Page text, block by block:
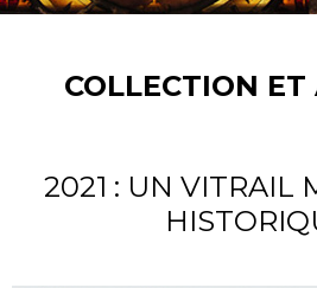
COLLECTION ET
2021 : UN VITRAIL